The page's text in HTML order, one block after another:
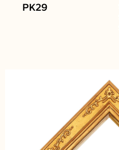
PK29